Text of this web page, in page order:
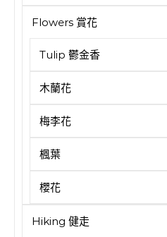
Flowers 賞花
Tulip 鬱金香
木蘭花
梅李花
楓葉
櫻花
Hiking 健走